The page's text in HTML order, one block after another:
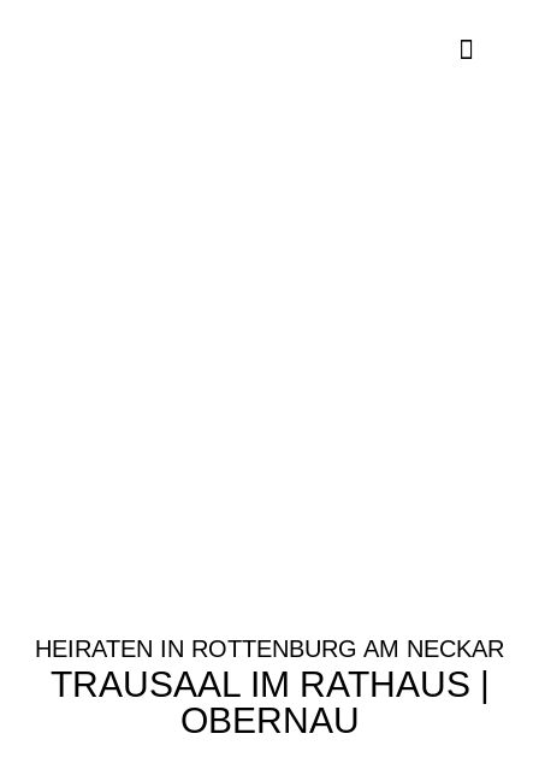
HEIRATEN IN ROTTENBURG AM NECKAR
TRAUSAAL IM RATHAUS |
OBERNAU